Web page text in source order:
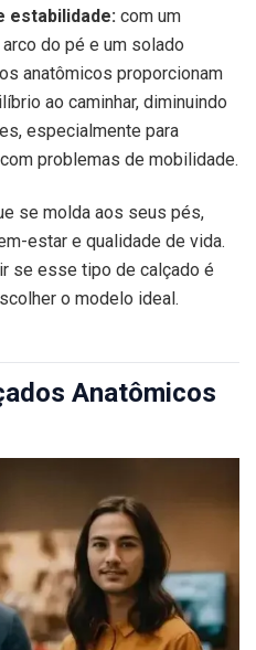
estabilidade:com um
do pé e um solado
anatômicos proporcionam
ao caminhar, diminuindo
especialmente para
problemas de mobilidade.
se molda aos seus pés,
estar e qualidade de vida.
se esse tipo de calçado é
o modelo ideal.
Anatômicos